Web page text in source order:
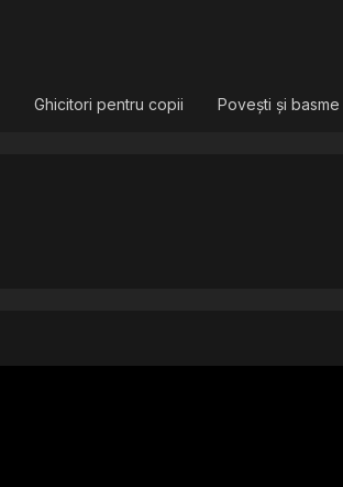
Ghicitori pentru copii Povești și